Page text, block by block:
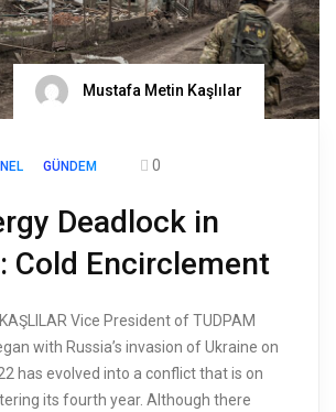
Mustafa Metin Kaşlılar
GÜNDEM 0
Deadlock in
Cold Encirclement
Vice President of TUDPAM
with Russia’s invasion of Ukraine on
has evolved into a conflict that is on
its fourth year. Although there